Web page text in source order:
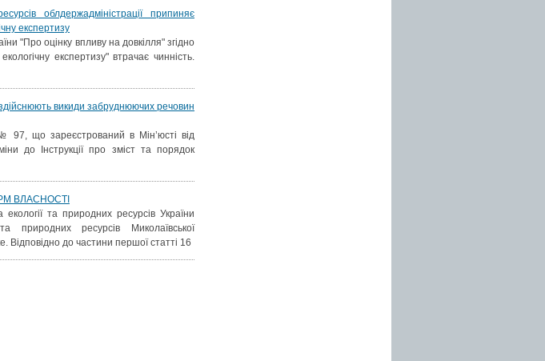
облдержадміністрації припиняє
експертизу
"Про оцінку впливу на довкілля" згідно
експертизу" втрачає чинність.
викиди забруднюючих речовин
97, що зареєстрований в Мін’юсті від
до Інструкції про зміст та порядок
ВЛАСНОСТІ
та природних ресурсів України
природних ресурсів Миколаївської
Відповідно до частини першої статті 16